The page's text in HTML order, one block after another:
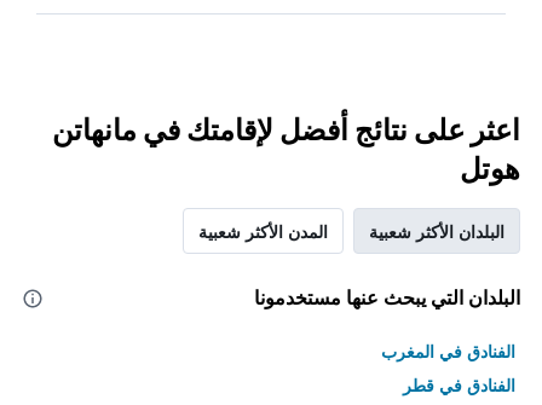
اعثر على نتائج أفضل لإقامتك في مانهاتن
هوتل
البلدان الأكثر شعبية المدن الأكثر شعبية
البلدان التي يبحث عنها مستخدمونا
الفنادق في المغرب
الفنادق في قطر